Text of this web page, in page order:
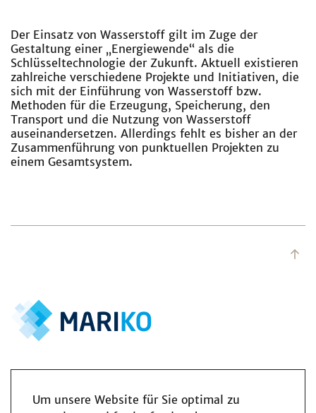
Um unsere Website für Sie optimal zu
Der Einsatz von Wasserstoff gilt im Zuge der
Gestaltung einer „Energiewende“ als die
Schlüsseltechnologie der Zukunft. Aktuell existieren
zahlreiche verschiedene Projekte und Initiativen, die
sich mit der Einführung von Wasserstoff bzw.
Methoden für die Erzeugung, Speicherung, den
Transport und die Nutzung von Wasserstoff
auseinandersetzen. Allerdings fehlt es bisher an der
Zusammenführung von punktuellen Projekten zu
einem Gesamtsystem.